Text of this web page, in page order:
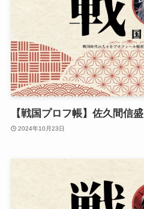
【戦国プロフ帳】佐久間信盛
2024年10月23日